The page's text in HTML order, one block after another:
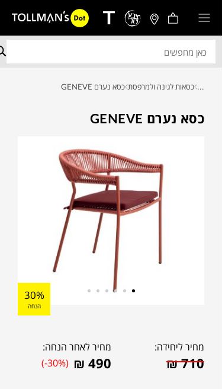
... כסאות לגינה ולמרפסת כסא נערם GENEVE
כסא נערם GENEVE
30%
הנחה
מחיר ליחידה:
₪710
מחיר לאחר הנחה:
₪ 490
(-30%)